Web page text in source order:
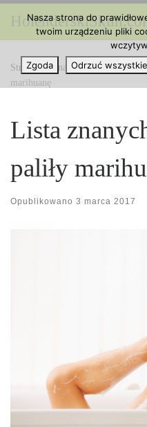
Przejdź do treści
Strona główna » Ciekawe Artykuły
marihuanę
Lista
paliły
Opublikowano 3 marca 2017
Nasza strona do
twoim urządzeniu pliki
Zgoda
Odrzuć